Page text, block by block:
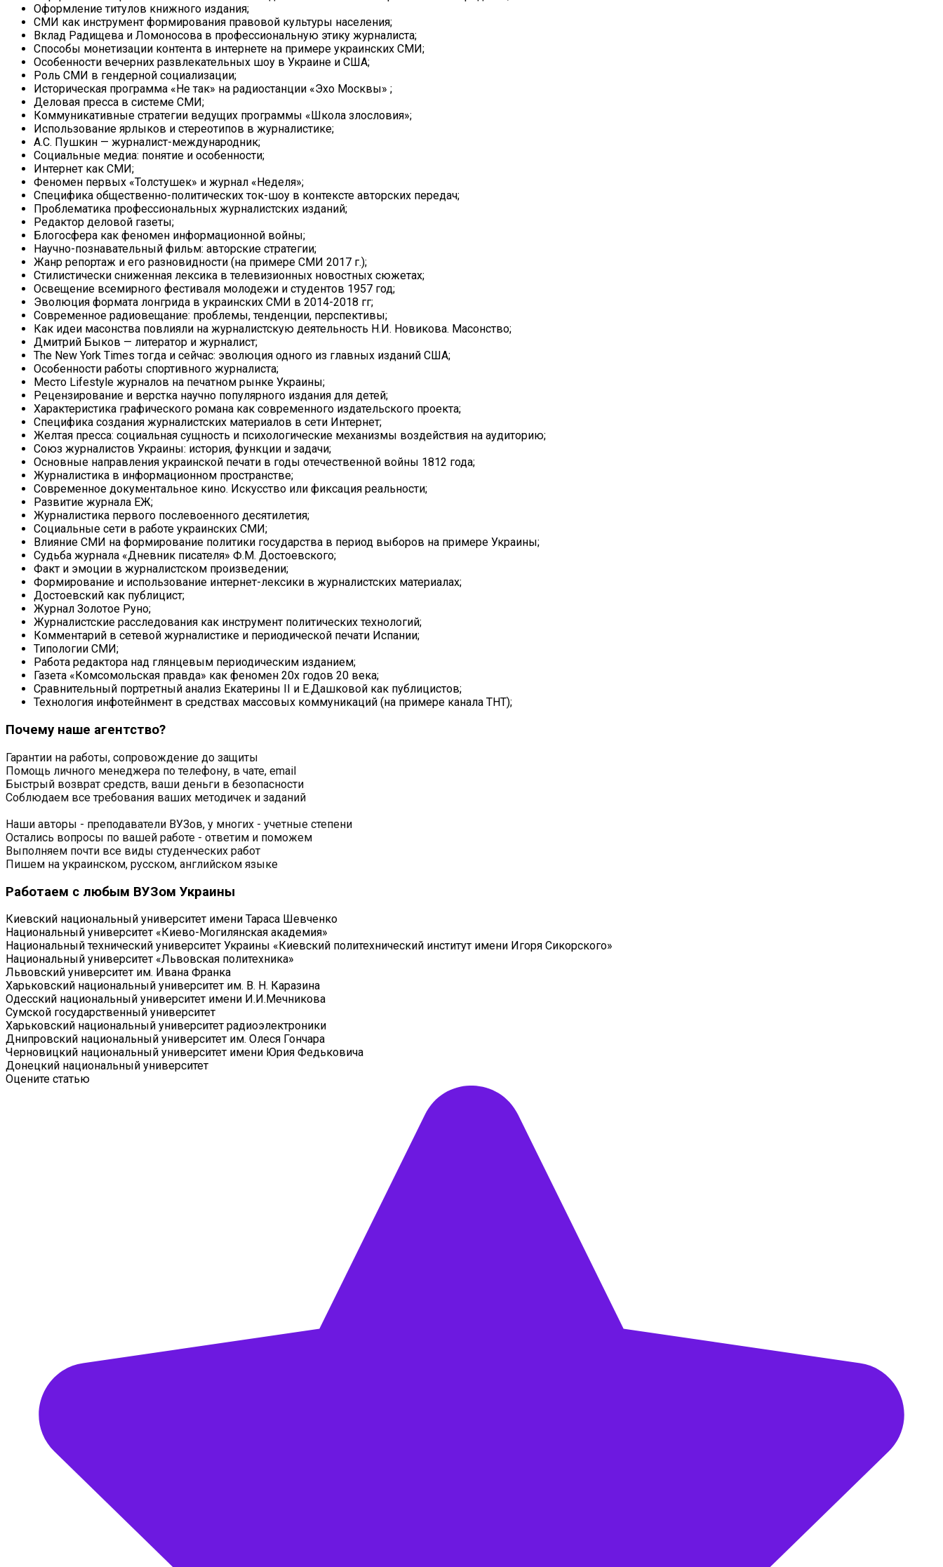
Оформление титулов книжного издания;
СМИ как инструмент формирования правовой культуры населения;
Вклад Радищева и Ломоносова в профессиональную этику журналиста;
Способы монетизации контента в интернете на примере украинских СМИ;
Особенности вечерних развлекательных шоу в Украине и США;
Роль СМИ в гендерной социализации;
Историческая программа «Не так» на радиостанции «Эхо Москвы» ;
Деловая пресса в системе СМИ;
Коммуникативные стратегии ведущих программы «Школа злословия»;
Использование ярлыков и стереотипов в журналистике;
А.С. Пушкин — журналист-международник;
Социальные медиа: понятие и особенности;
Интернет как СМИ;
Феномен первых «Толстушек» и журнал «Неделя»;
Специфика общественно-политических ток-шоу в контексте авторских передач;
Проблематика профессиональных журналистских изданий;
Редактор деловой газеты;
Блогосфера как феномен информационной войны;
Научно-познавательный фильм: авторские стратегии;
Жанр репортаж и его разновидности (на примере СМИ 2017 г.);
Стилистически сниженная лексика в телевизионных новостных сюжетах;
Освещение всемирного фестиваля молодежи и студентов 1957 год;
Эволюция формата лонгрида в украинских СМИ в 2014-2018 гг;
Современное радиовещание: проблемы, тенденции, перспективы;
Как идеи масонства повлияли на журналистскую деятельность Н.И. Новикова. Масонство;
Дмитрий Быков — литератор и журналист;
The New York Times тогда и сейчас: эволюция одного из главных изданий США;
Особенности работы спортивного журналиста;
Место Lifestyle журналов на печатном рынке Украины;
Рецензирование и верстка научно популярного издания для детей;
Характеристика графического романа как современного издательского проекта;
Специфика создания журналистских материалов в сети Интернет;
Желтая пресса: социальная сущность и психологические механизмы воздействия на аудиторию;
Союз журналистов Украины: история, функции и задачи;
Основные направления украинской печати в годы отечественной войны 1812 года;
Журналистика в информационном пространстве;
Современное документальное кино. Искусство или фиксация реальности;
Развитие журнала ЕЖ;
Журналистика первого послевоенного десятилетия;
Социальные сети в работе украинских СМИ;
Влияние СМИ на формирование политики государства в период выборов на примере Украины;
Судьба журнала «Дневник писателя» Ф.М. Достоевского;
Факт и эмоции в журналистском произведении;
Формирование и использование интернет-лексики в журналистских материалах;
Достоевский как публицист;
Журнал Золотое Руно;
Журналистские расследования как инструмент политических технологий;
Комментарий в сетевой журналистике и периодической печати Испании;
Типологии СМИ;
Работа редактора над глянцевым периодическим изданием;
Газета «Комсомольская правда» как феномен 20х годов 20 века;
Сравнительный портретный анализ Екатерины II и Е.Дашковой как публицистов;
Технология инфотейнмент в средствах массовых коммуникаций (на примере канала ТНТ);
Почему наше агентство?
Гарантии на работы, сопровождение до защиты
Помощь личного менеджера по телефону, в чате, email
Быстрый возврат средств, ваши деньги в безопасности
Соблюдаем все требования ваших методичек и заданий
Наши авторы - преподаватели ВУЗов, у многих - учетные степени
Остались вопросы по вашей работе - ответим и поможем
Выполняем почти все виды студенческих работ
Пишем на украинском, русском, английском языке
Работаем с любым ВУЗом Украины
Киевский национальный университет имени Тараса Шевченко
Национальный университет «Киево-Могилянская академия»
Национальный технический университет Украины «Киевский политехнический институт имени Игоря Сикорского»
Национальный университет «Львовская политехника»
Львовский университет им. Ивана Франка
Харьковский национальный университет им. В. Н. Каразина
Одесский национальный университет имени И.И.Мечникова
Сумской государственный университет
Харьковский национальный университет радиоэлектроники
Днипровский национальный университет им. Олеся Гончара
Черновицкий национальный университет имени Юрия Федьковича
Донецкий национальный университет
Оцените статью